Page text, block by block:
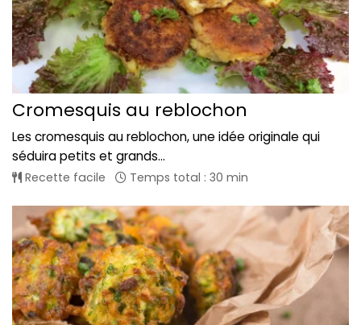
Connexion
Cromesquis au reblochon
Les cromesquis au reblochon, une idée originale qui
séduira petits et grands...
Recette facile Temps total : 30 min